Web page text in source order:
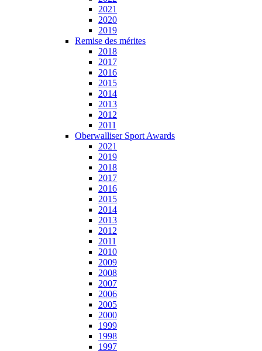
2021
2020
2019
Remise des mérites
2018
2017
2016
2015
2014
2013
2012
2011
Oberwalliser Sport Awards
2021
2019
2018
2017
2016
2015
2014
2013
2012
2011
2010
2009
2008
2007
2006
2005
2000
1999
1998
1997